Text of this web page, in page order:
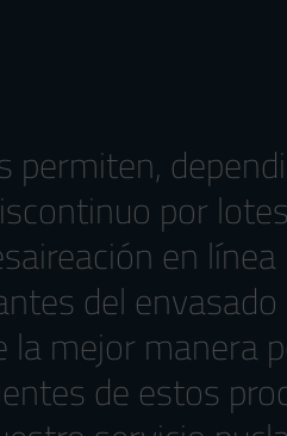
por
en
del
mejor manera
de estos